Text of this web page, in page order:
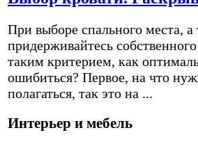
При выборе спального места, а
придерживайтесь
таким критерием, как
ошибиться? Первое, на что
полагаться, так это на ...
Интерьер и мебель